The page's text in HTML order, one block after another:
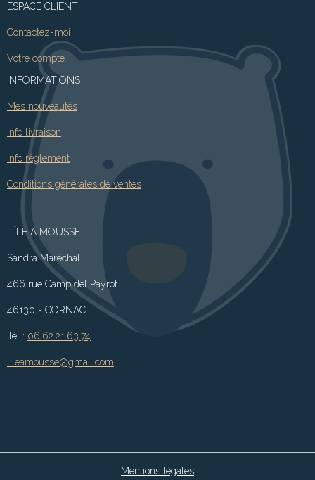
ESPACE CLIENT
Contactez-moi
Votre compte
INFORMATIONS
Mes nouveautés
Info livraison
Info règlement
Conditions générales de ventes
L'ÎLE A MOUSSE
Sandra Maréchal
466 rue Camp del Payrot
46130 - CORNAC
Tél : 06.62.21.63.74
lileamousse@gmail.com
Mentions légales